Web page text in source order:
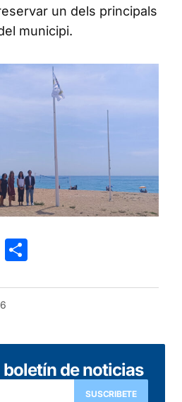
un dels principals
municipi.
Email
de noticias
SUSCRIBETE